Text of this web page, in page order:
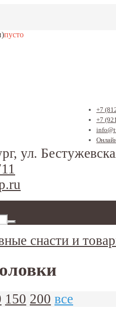
пусто
+7
+7
ул.
снасти и
150 200 все